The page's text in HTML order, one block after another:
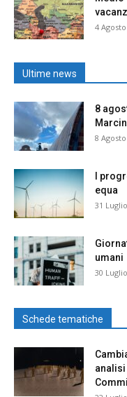
4
Ultime news
8
8
I
equa
31
umani
30
Schede tematiche